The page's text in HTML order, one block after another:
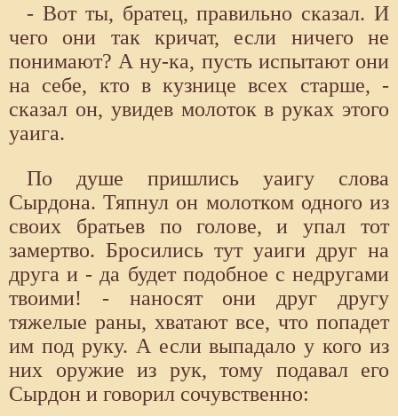
- Вот ты, братец, правильно сказал. И
чего они так кричат, если ничего не
понимают? А ну-ка, пусть испытают они
на себе, кто в кузнице всех старше, -
сказал он, увидев молоток в руках этого
уаига.
По душе пришлись уаигу слова
Сырдона. Тяпнул он молотком одного из
своих братьев по голове, и упал тот
замертво. Бросились тут уаиги друг на
друга и - да будет подобное с недругами
твоими! - наносят они друг другу
тяжелые раны, хватают все, что попадет
им под руку. А если выпадало у кого из
них оружие из рук, тому подавал его
Сырдон и говорил сочувственно: